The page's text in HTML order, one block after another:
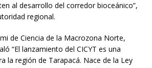
al desarrollo del corredor bioceánico”,
regional.
de Ciencia de la Macrozona Norte,
“El lanzamiento del CICYT es una
la región de Tarapacá. Nace de la Ley